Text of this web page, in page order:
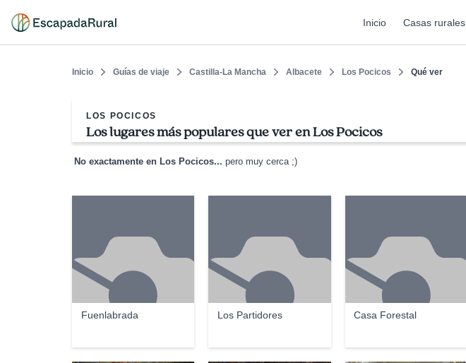
Inicio Casas rurales
Inicio Guías de viaje Castilla-La Mancha Albacete Los Pocicos Qué ver
LOS POCICOS
Los lugares más populares que ver en Los Pocicos
No exactamente en Los Pocicos... pero muy cerca ;)
Fuenlabrada Los Partidores Casa Forestal